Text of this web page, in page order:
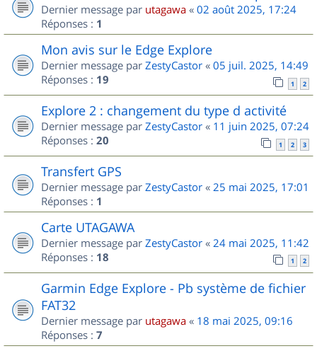
Dernier message par utagawa « 02 août 2025, 17:24
Réponses : 1
Mon avis sur le Edge Explore
Dernier message par ZestyCastor « 05 juil. 2025, 14:49
Réponses : 19 1 2
Explore 2 : changement du type d activité
Dernier message par ZestyCastor « 11 juin 2025, 07:24
Réponses : 20 1 2 3
Transfert GPS
Dernier message par ZestyCastor « 25 mai 2025, 17:01
Réponses : 1
Carte UTAGAWA
Dernier message par ZestyCastor « 24 mai 2025, 11:42
Réponses : 18 1 2
Garmin Edge Explore - Pb système de fichier
FAT32
Dernier message par utagawa « 18 mai 2025, 09:16
Réponses : 7